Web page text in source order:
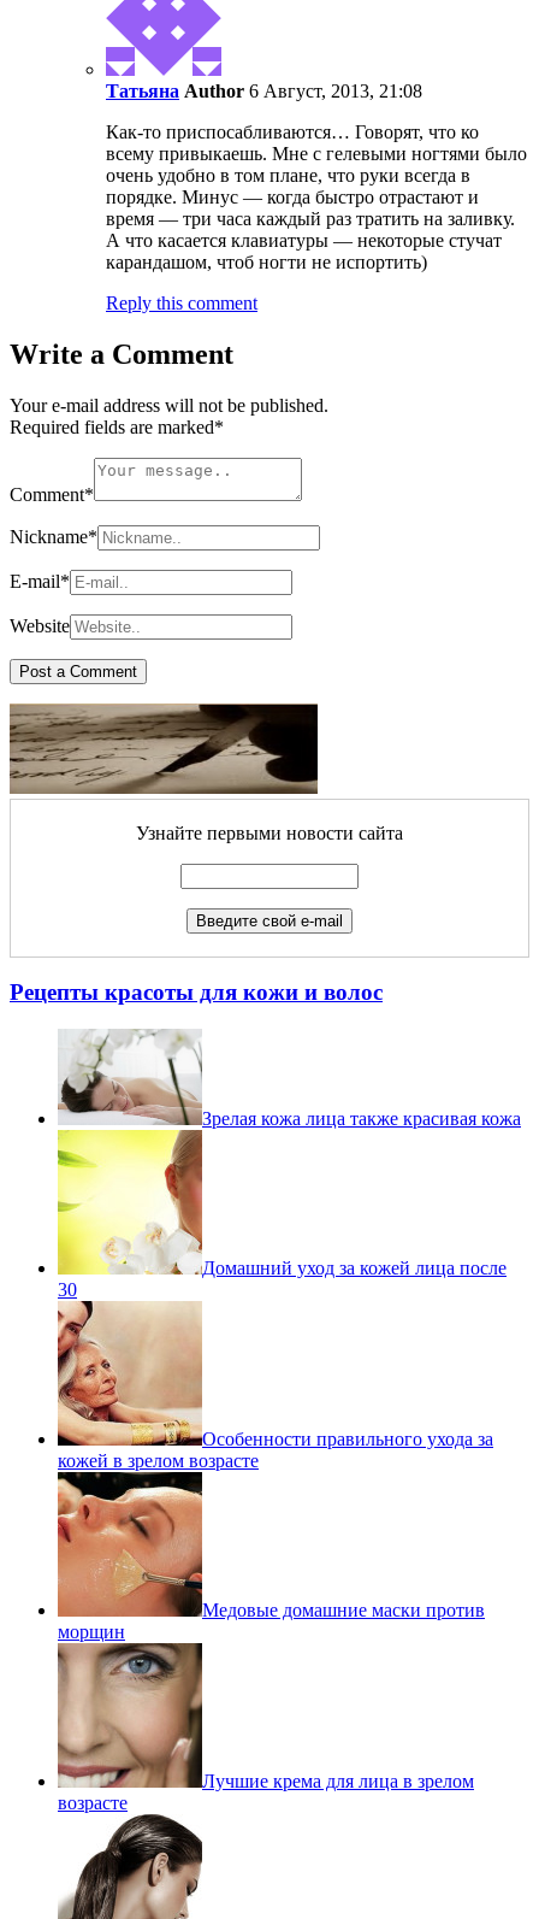
Татьяна Author 6 Август, 2013, 21:08
Как-то приспосабливаются… Говорят, что ко
всему привыкаешь. Мне с гелевыми ногтями было
очень удобно в том плане, что руки всегда в
порядке. Минус — когда быстро отрастают и
время — три часа каждый раз тратить на заливку.
А что касается клавиатуры — некоторые стучат
карандашом, чтоб ногти не испортить)
Reply this comment
Write a Comment
Your e-mail address will not be published.
Required fields are marked*
Comment*
Nickname*
E-mail*
Website
Узнайте первыми новости сайта
Рецепты красоты для кожи и волос
Зрелая кожа лица также красивая кожа
Домашний уход за кожей лица после
30
Особенности правильного ухода за
кожей в зрелом возрасте
Медовые домашние маски против
морщин
Лучшие крема для лица в зрелом
возрасте